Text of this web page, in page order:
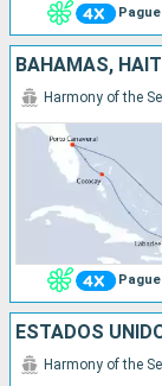
BAHAMAS,
Harmony of the
Harmony of the